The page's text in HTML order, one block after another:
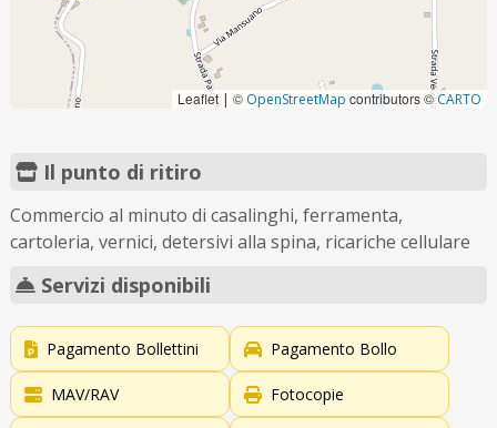
Leaflet | © OpenStreetMap contributors ©CARTO
Il punto di ritiro
Commercio al minuto di casalinghi, ferramenta,
cartoleria, vernici, detersivi alla spina, ricariche cellulare
Servizi disponibili
Pagamento Bollettini Pagamento Bollo
MAV/RAV Fotocopie